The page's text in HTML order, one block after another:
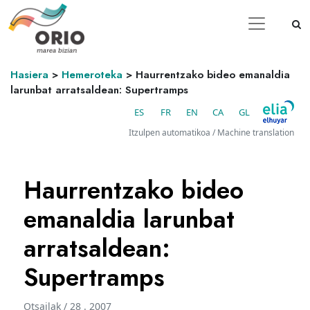
Hasiera > Hemeroteka > Haurrentzako bideo emanaldia
larunbat arratsaldean: Supertramps
ES FR EN CA GL
Itzulpen automatikoa / Machine translation
Haurrentzako bideo
emanaldia larunbat
arratsaldean:
Supertramps
Otsailak / 28 . 2007